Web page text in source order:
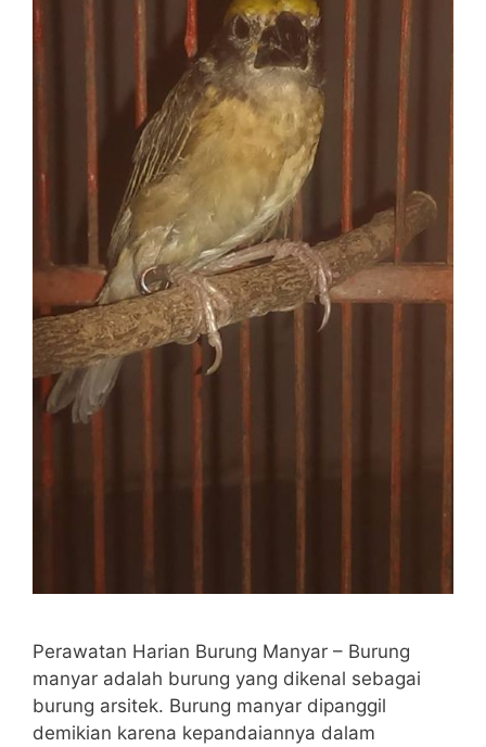
Perawatan Harian Burung Manyar – Burung
manyar adalah burung yang dikenal sebagai
burung arsitek. Burung manyar dipanggil
demikian karena kepandaiannya dalam